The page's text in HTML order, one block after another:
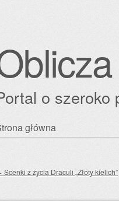
o szeroko
główna
wpisy
Scenki z życia Draculi „Złoty kielich”